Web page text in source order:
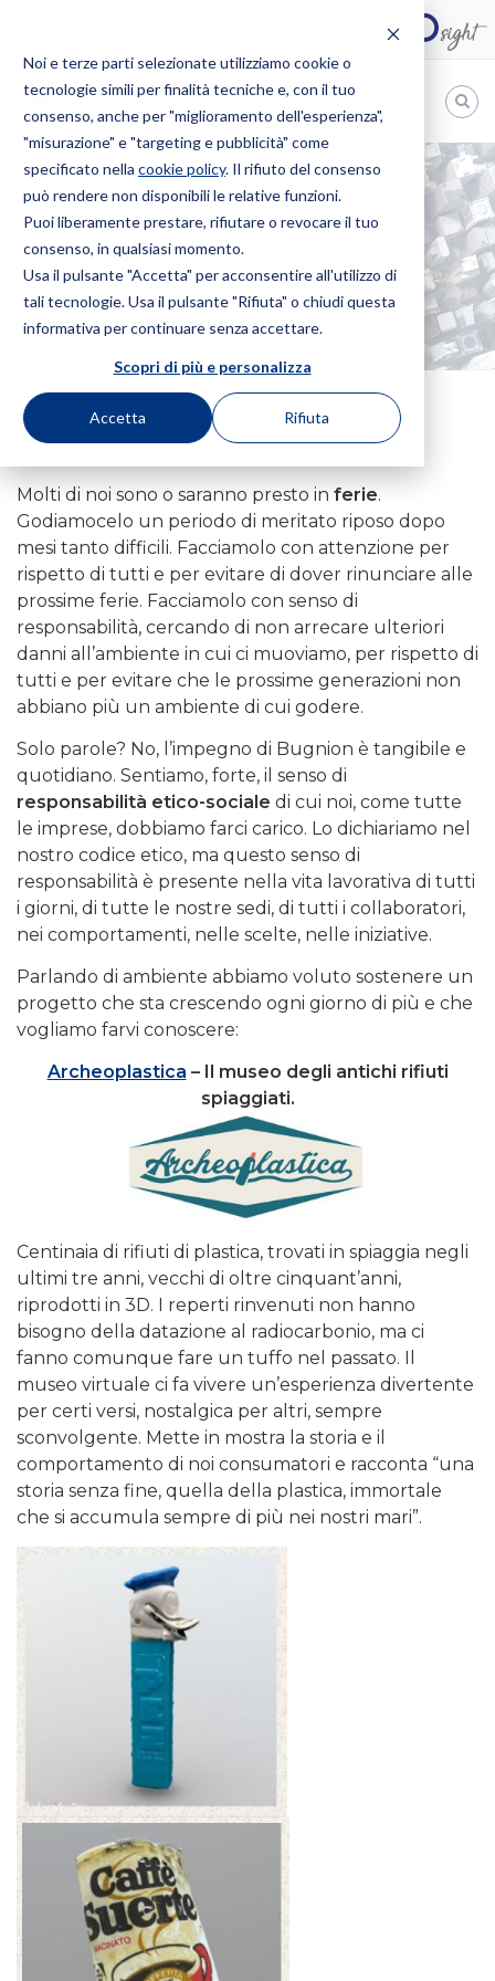
Noi e terze parti selezionate utilizziamo cookie o
tecnologie simili per finalità tecniche e, con il tuo
consenso, anche per "miglioramento dell'esperienza",
"misurazione" e "targeting e pubblicità" come
specificato nella cookie policy. Il rifiuto del consenso
può rendere non disponibili le relative funzioni.
Puoi liberamente prestare, rifiutare o revocare il tuo
consenso, in qualsiasi momento.
Usa il pulsante "Accetta" per acconsentire all'utilizzo di
tali tecnologie. Usa il pulsante "Rifiuta" o chiudi questa
informativa per continuare senza accettare.
Scopri di più e personalizza
Accetta Rifiuta
Bugnion
The
way
HOME NEWS UNA STORIA IMMORTALE
Una storia immortale
6 Agosto 2021
Molti di noi sono o saranno presto in ferie.
Godiamocelo un periodo di meritato riposo dopo
mesi tanto difficili. Facciamolo con attenzione per
rispetto di tutti e per evitare di dover rinunciare alle
prossime ferie. Facciamolo con senso di
responsabilità, cercando di non arrecare ulteriori
danni all’ambiente in cui ci muoviamo, per rispetto di
tutti e per evitare che le prossime generazioni non
abbiano più un ambiente di cui godere.
Solo parole? No, l’impegno di Bugnion è tangibile e
quotidiano. Sentiamo, forte, il senso di
responsabilità etico-sociale di cui noi, come tutte
le imprese, dobbiamo farci carico. Lo dichiariamo nel
nostro codice etico, ma questo senso di
responsabilità è presente nella vita lavorativa di tutti
i giorni, di tutte le nostre sedi, di tutti i collaboratori,
nei comportamenti, nelle scelte, nelle iniziative.
Parlando di ambiente abbiamo voluto sostenere un
progetto che sta crescendo ogni giorno di più e che
vogliamo farvi conoscere:
Archeoplastica – Il museo degli antichi rifiuti
spiaggiati.
Centinaia di rifiuti di plastica, trovati in spiaggia negli
ultimi tre anni, vecchi di oltre cinquant’anni,
riprodotti in 3D. I reperti rinvenuti non hanno
bisogno della datazione al radiocarbonio, ma ci
fanno comunque fare un tuffo nel passato. Il
museo virtuale ci fa vivere un’esperienza divertente
per certi versi, nostalgica per altri, sempre
sconvolgente. Mette in mostra la storia e il
comportamento di noi consumatori e racconta “una
storia senza fine, quella della plastica, immortale
che si accumula sempre di più nei nostri mari”.